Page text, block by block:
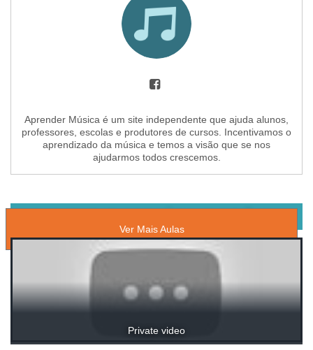
Aprender Música é um site independente que ajuda alunos,
professores, escolas e produtores de cursos. Incentivamos o
aprendizado da música e temos a visão que se nos
ajudarmos todos crescemos.
Ver Mais Aulas
Private video